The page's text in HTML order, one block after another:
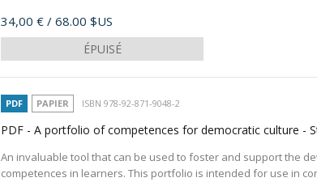
Prix
34,00 € / 68.00 $US
ÉPUISÉ
PDF PAPIER ISBN 978-92-871-9048-2
PDF - A portfolio of competences for democratic culture -
An invaluable tool that can be used to foster and support the
competences in learners. This portfolio is intended for use in